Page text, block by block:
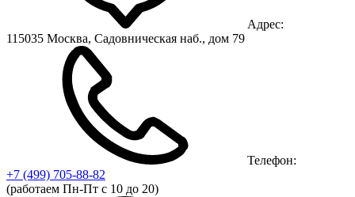
Адрес:
115035 Москва, Садовническая наб., дом 79
Телефон:
+7 (499) 705-88-82
(работаем Пн-Пт с 10 до 20)